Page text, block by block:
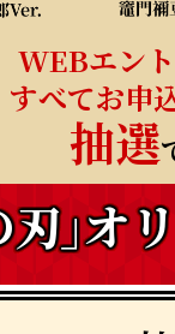
WEBエン
すべてお申
抽選
｣オ